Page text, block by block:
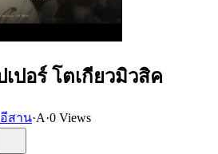
ปอร์ โตเกียวมิวสิค
อีสาน·A·0 Views